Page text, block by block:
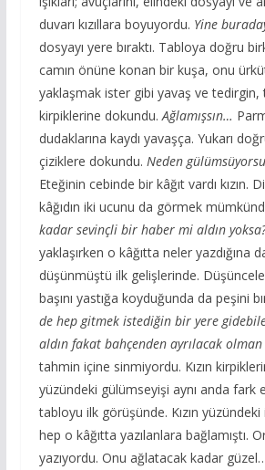
duvarı kızıllara boyuyordu. Yine
dosyayı yere bıraktı. Tabloya doğru
camın önüne konan bir kuşa, onu
yaklaşmak ister gibi yavaş ve tedirgin,
kirpiklerine dokundu.Ağlamışsın…
dudaklarına kaydı yavaşça. Yukarı
çiziklere dokundu. Neden
Eteğinin cebinde bir kâğıt vardı kızın.
kâğıdın iki ucunu da görmek
kadar sevinçli bir haber mi aldın
yaklaşırken o kâğıtta neler yazdığına
düşünmüştü ilk gelişlerinde.
başını yastığa koyduğunda da peşini
de hep gitmek istediğin bir yere
aldın fakat bahçenden ayrılacak
tahmin içine sinmiyordu. Kızın
yüzündeki gülümseyişi aynı anda fark
tabloyu ilk görüşünde. Kızın
hep o kâğıtta yazılanlara bağlamıştı.
yazıyordu. Onu ağlatacak kadar